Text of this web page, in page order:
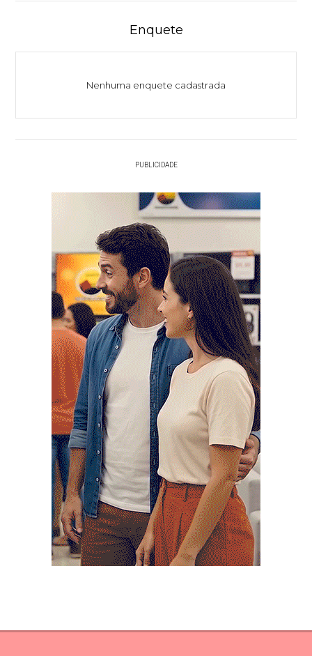
Enquete
Nenhuma enquete cadastrada
PUBLICIDADE